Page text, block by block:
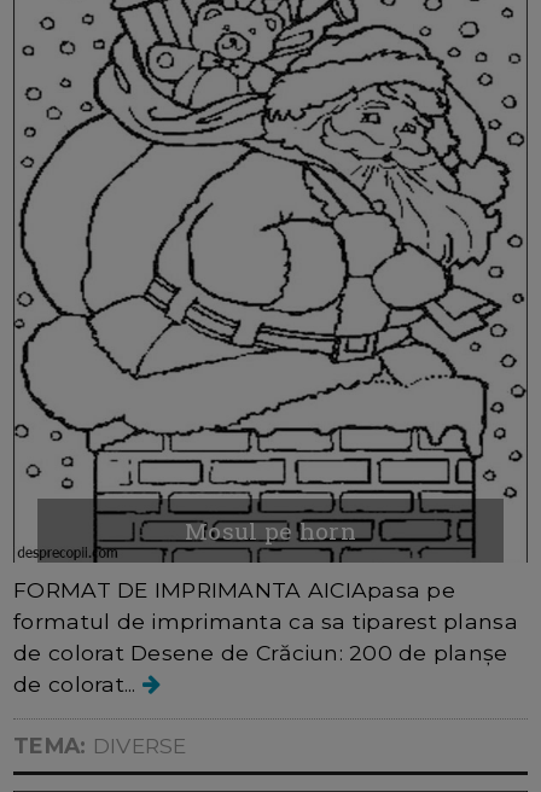
Mosul pe horn
FORMAT DE IMPRIMANTA AICIApasa pe
formatul de imprimanta ca sa tiparest plansa
de colorat Desene de Crăciun: 200 de planșe
de colorat...
TEMA: DIVERSE